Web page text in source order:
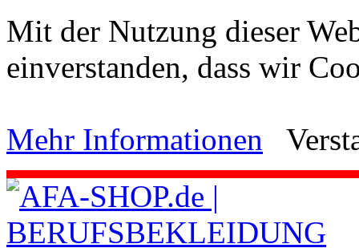
Mit der Nutzung dieser
einverstanden, dass wir
Mehr Informationen
.